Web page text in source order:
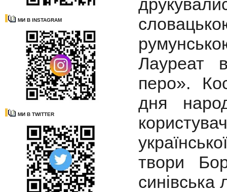
МИ В INSTAGRAM
МИ В TWITTER
Лауреат
перо».
дня
твори